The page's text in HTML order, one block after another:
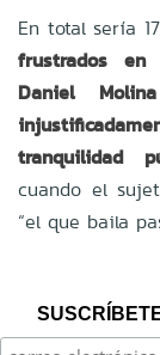
En total sería
frustrados
Daniel
tranquilidad
cuando el
“el que baila